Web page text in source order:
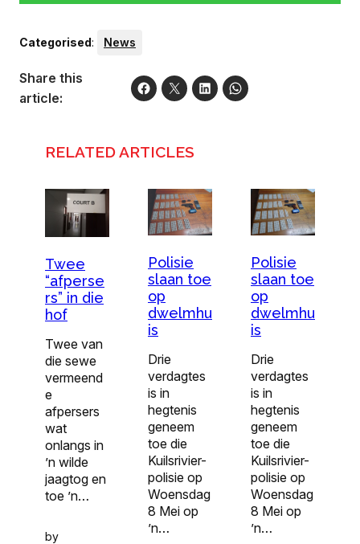
Categorised: News
Share this
article:
RELATED ARTICLES
Twee
“afperse
rs” in die
hof
Twee van
die sewe
vermeend
e
afpersers
wat
onlangs in
’n wilde
jaagtog en
toe ’n…
by
Polisie
slaan toe
op
dwelmhu
is
Drie
verdagtes
is in
hegtenis
geneem
toe die
Kuilsrivier-
polisie op
Woensdag
8 Mei op
’n…
Polisie
slaan toe
op
dwelmhu
is
Drie
verdagtes
is in
hegtenis
geneem
toe die
Kuilsrivier-
polisie op
Woensdag
8 Mei op
’n…